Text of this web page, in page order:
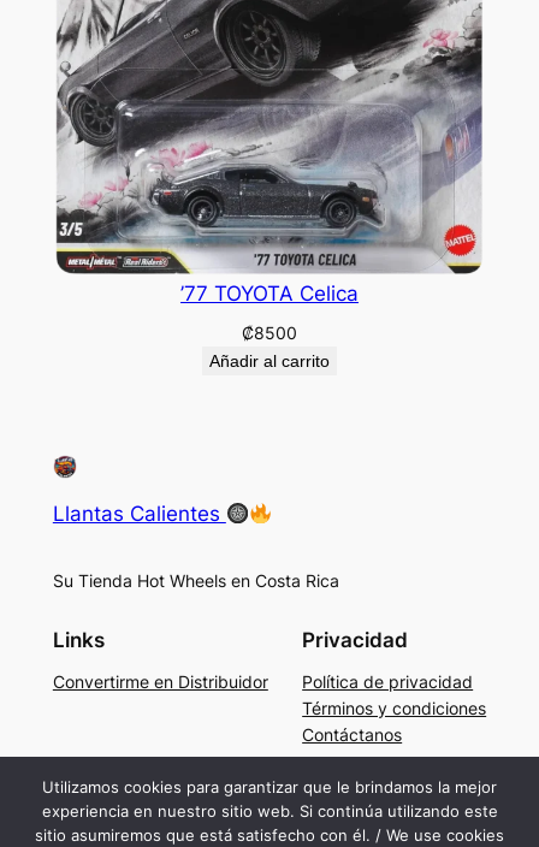
’77 TOYOTA Celica
₡8500
Añadir al carrito
Llantas Calientes
Su Tienda Hot Wheels en Costa Rica
Links
Convertirme en Distribuidor
Privacidad
Política de privacidad
Términos y condiciones
Contáctanos
Social
Facebook
Utilizamos cookies para garantizar que le brindamos la mejor
experiencia en nuestro sitio web. Si continúa utilizando este
sitio asumiremos que está satisfecho con él. / We use cookies